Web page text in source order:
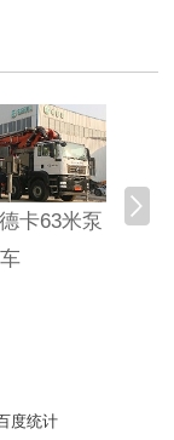
卡63米泵
车
科
度统计